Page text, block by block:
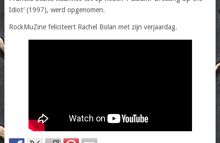
Idiot’ (1997), werd opgenomen.
RockMuZine feliciteert Rachel Bolan met zijn verjaardag.